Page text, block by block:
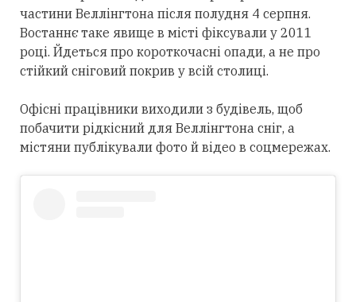
частини Веллінгтона після полудня 4 серпня.
Востаннє таке явище в місті фіксували у 2011
році. Йдеться про короткочасні опади, а не про
стійкий сніговий покрив у всій столиці.
Офісні працівники виходили з будівель, щоб
побачити рідкісний для Веллінгтона сніг, а
містяни публікували фото й відео в соцмережах.